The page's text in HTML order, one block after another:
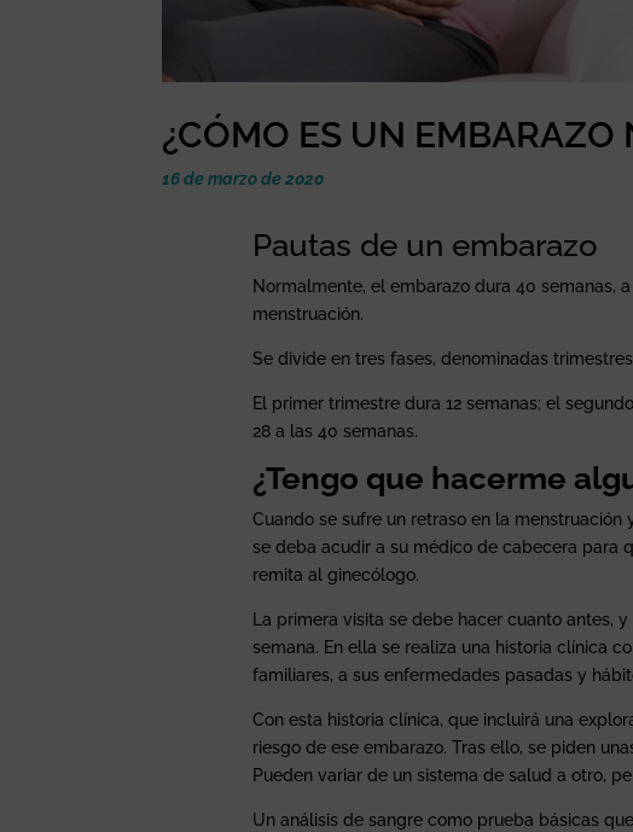
¿CÓMO ES UN EMBARAZO
16 de marzo de 2020
Pautas de un embarazo
Normalmente, el embarazo dura 40 semanas,
menstruación.
Se divide en tres fases, denominadas
El primer trimestre dura 12 semanas; el
28 a las 40 semanas.
¿Tengo que hacerme
Cuando se sufre un retraso en la
se deba acudir a su médico de cabecera para
remita al ginecólogo.
La primera visita se debe hacer cuanto antes,
semana. En ella se realiza una historia clínica
familiares, a sus enfermedades pasadas y
Con esta historia clínica, que incluirá una
riesgo de ese embarazo. Tras ello, se piden
Pueden variar de un sistema de salud a otro,
Un análisis de sangre como prueba básicas